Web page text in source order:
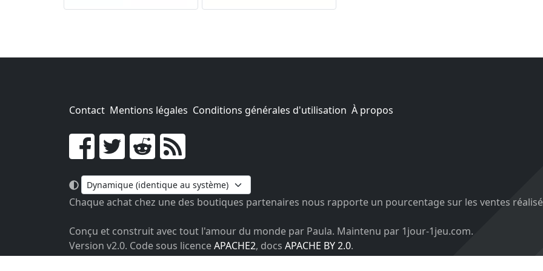
Contact Mentions légales Conditions générales d'utilisation À propos
Go !
Chaque achat chez une des boutiques partenaires nous rapporte un pourcentage sur les ventes
Conçu et construit avec tout l'amour du monde par Paula. Maintenu par 1jour-1jeu.com.
Version v2.0. Code sous licenceAPACHE2, docs APACHE BY 2.0.